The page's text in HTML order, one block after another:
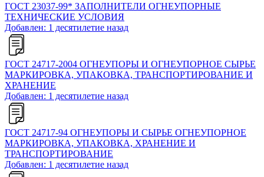
ГОСТ 23037-99* ЗАПОЛНИТЕЛИ ОГНЕУПОРНЫЕ
ТЕХНИЧЕСКИЕ УСЛОВИЯ
Добавлен: 1 десятилетие назад
ГОСТ 24717-2004 ОГНЕУПОРЫ И ОГНЕУПОРНОЕ СЫРЬЕ
МАРКИРОВКА, УПАКОВКА, ТРАНСПОРТИРОВАНИЕ И
ХРАНЕНИЕ
Добавлен: 1 десятилетие назад
ГОСТ 24717-94 ОГНЕУПОРЫ И СЫРЬЕ ОГНЕУПОРНОЕ
МАРКИРОВКА, УПАКОВКА, ХРАНЕНИЕ И
ТРАНСПОРТИРОВАНИЕ
Добавлен: 1 десятилетие назад